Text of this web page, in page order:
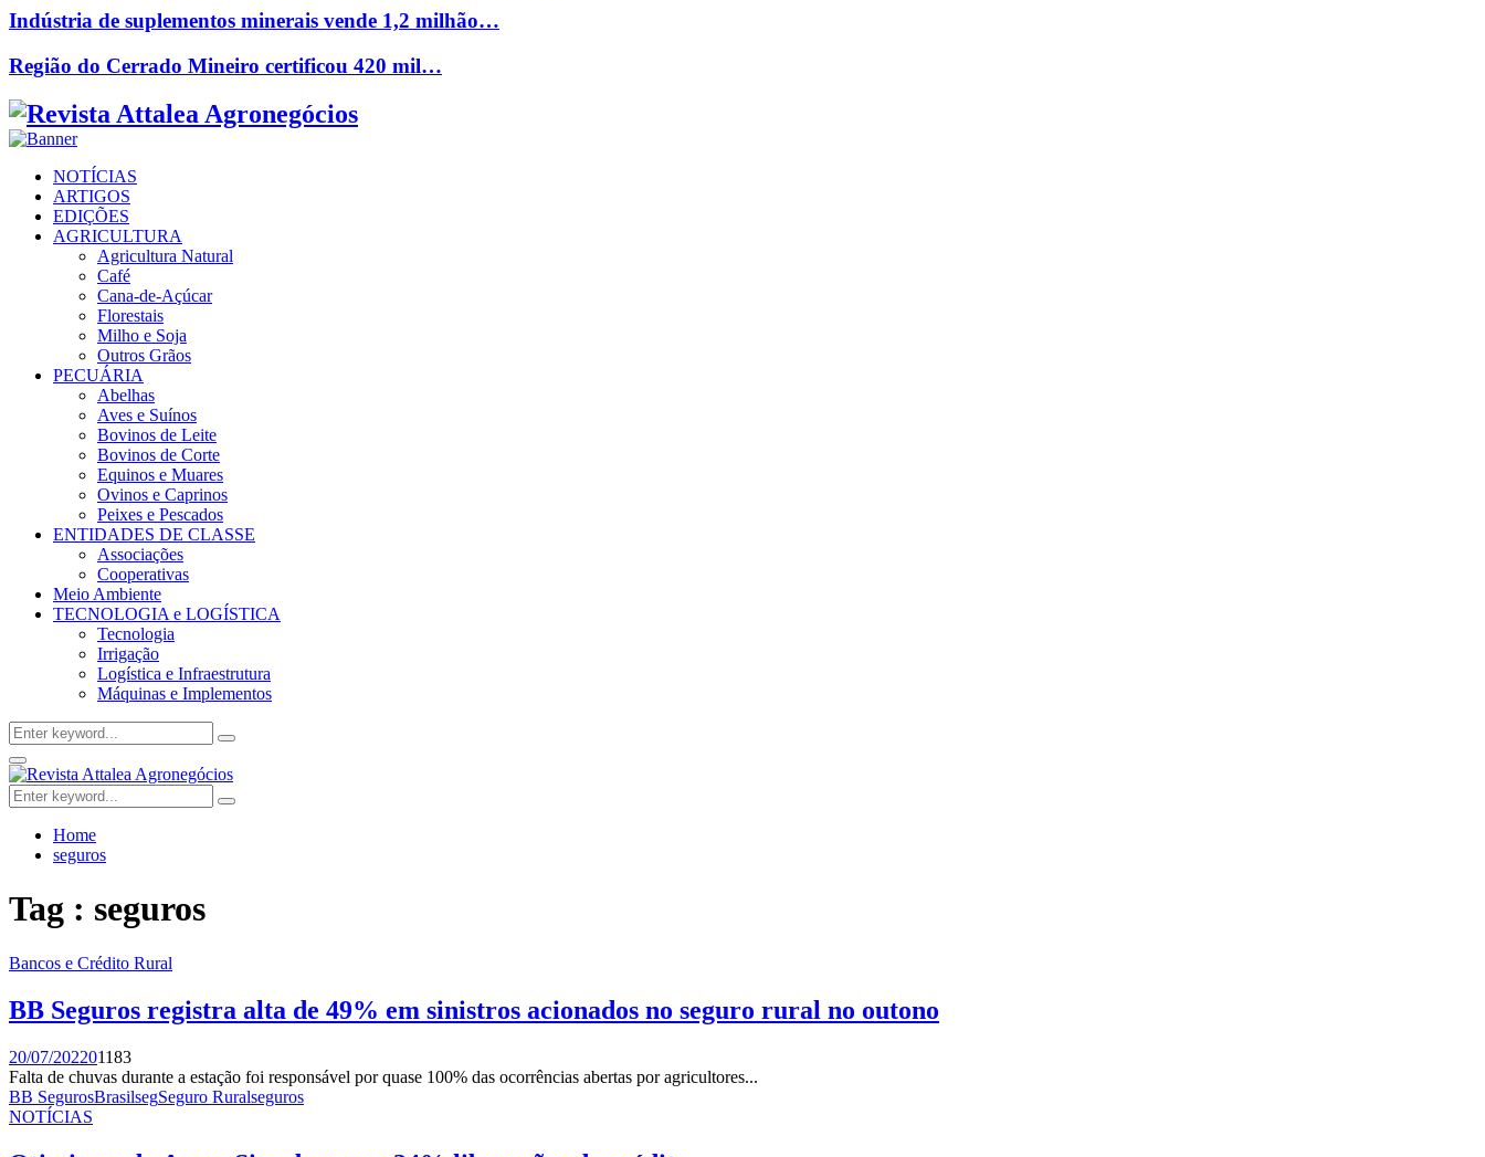
Indústria de suplementos minerais vende 1,2 milhão…
Região do Cerrado Mineiro certificou 420 mil…
Facebook
Twitter
Instagram
Linkedin
Youtube
Email
NOTÍCIAS
ARTIGOS
EDIÇÕES
AGRICULTURA
Agricultura Natural
Café
Cana-de-Açúcar
Florestais
Milho e Soja
Outros Grãos
PECUÁRIA
Abelhas
Aves e Suínos
Bovinos de Leite
Bovinos de Corte
Equinos e Muares
Ovinos e Caprinos
Peixes e Pescados
ENTIDADES DE CLASSE
Associações
Cooperativas
Meio Ambiente
TECNOLOGIA e LOGÍSTICA
Tecnologia
Irrigação
Logística e Infraestrutura
Máquinas e Implementos
Search
for:
Search
Facebook
Twitter
Instagram
Linkedin
Youtube
Email
Primary
Menu
Search
for:
Search
Home
seguros
Tag : seguros
Bancos e Crédito Rural
BB Seguros registra alta de 49% em sinistros acionados no seguro rural no outono
20/07/202201183
Falta de chuvas durante a estação foi responsável por quase 100% das ocorrências abertas por agricultores...
BB SegurosBrasilsegSeguro Ruralseguros
NOTÍCIAS